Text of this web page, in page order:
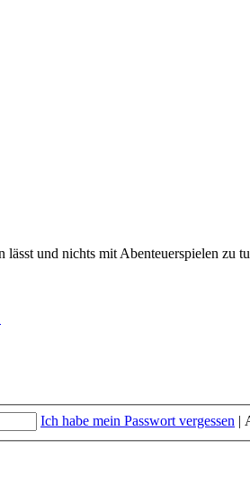
lässt und nichts mit Abenteuerspielen zu
Ich habe mein Passwort vergessen |